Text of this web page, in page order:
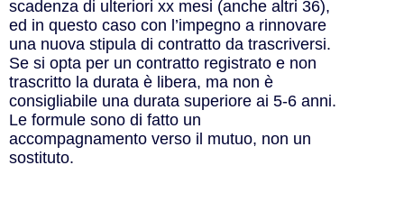
scadenza di ulteriori xx mesi (anche altri 36),
ed in questo caso con l’impegno a rinnovare
una nuova stipula di contratto da trascriversi.
Se si opta per un contratto registrato e non
trascritto la durata è libera, ma non è
consigliabile una durata superiore ai 5-6 anni.
Le formule sono di fatto un
accompagnamento verso il mutuo, non un
sostituto.